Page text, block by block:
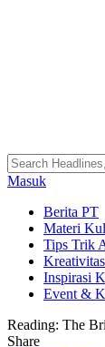
Masuk
Berita PT
Materi
Tips Trik
Inspirasi
Event &
Reading: The
Share